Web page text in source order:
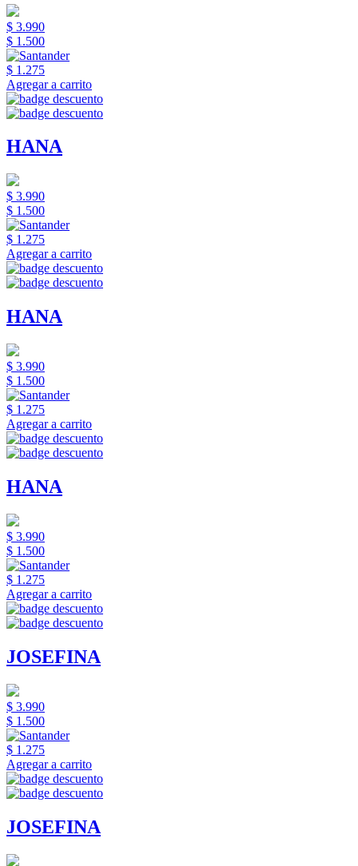
$ 3.990
$ 1.500
$ 1.275
Agregar a carrito
HANA
$ 3.990
$ 1.500
$ 1.275
Agregar a carrito
HANA
$ 3.990
$ 1.500
$ 1.275
Agregar a carrito
HANA
$ 3.990
$ 1.500
$ 1.275
Agregar a carrito
JOSEFINA
$ 3.990
$ 1.500
$ 1.275
Agregar a carrito
JOSEFINA